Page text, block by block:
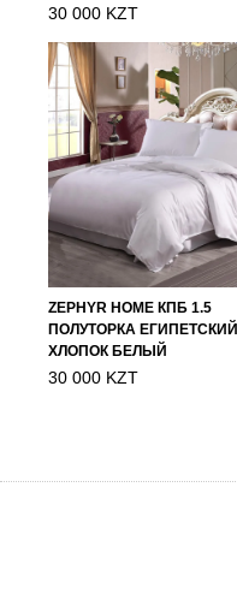
30 000 KZT
ZEPHYR HOME КПБ 1.5
ПОЛУТОРКА ЕГИПЕТСКИЙ
ХЛОПОК БЕЛЫЙ
30 000 KZT